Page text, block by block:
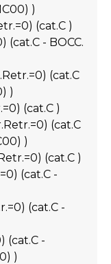
)
(cat.C )
(cat.C - BOCC.
(cat.C
)
(cat.C )
(cat.C
)
(cat.C )
(cat.C -
(cat.C -
(cat.C -
)